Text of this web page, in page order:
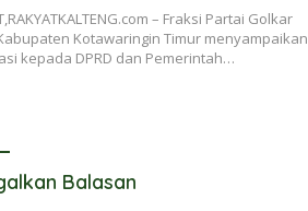
– Fraksi Partai Golkar
Kotawaringin Timur menyampaikan
kepada DPRD dan Pemerintah…
Balasan